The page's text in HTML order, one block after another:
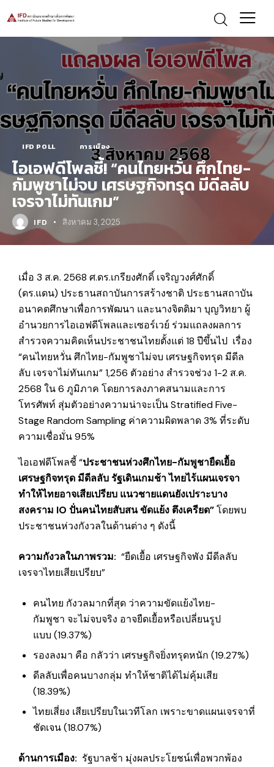
IFD POLL การเมือง
ไอเอฟดีโพลชี้! “คนไทยหวั่น ศึกไทย-
กัมพูชาไม่จบ เศรษฐกิจทรุด มีดีลลับ
เจรจาไม่ทันเกม”
IFD สิงหาคม 3, 2025
เมื่อ 3 ส.ค. 2568 ศ.ดร.เกรียงศักดิ์ เจริญวงศ์ศักดิ์
(ดร.แดน) ประธานสถาบันการสร้างชาติ ประธานสถาบัน
อนาคตศึกษาเพื่อการพัฒนา และนางจิตติมา บุญวิทยา ผู้
อำนวยการไอเอฟดีโพลและเซอร์เวย์ ร่วมแถลงผลการ
สำรวจความคิดเห็นประชาชนไทยตั้งแต่ 18 ปีขึ้นไป เรื่อง
“คนไทยหวั่น ศึกไทย-กัมพูชาไม่จบ เศรษฐกิจทรุด มีดีล
ลับ เจรจาไม่ทันเกม” 1,256 ตัวอย่าง สำรวจช่วง 1-2 ส.ค.
2568 ใน 6 ภูมิภาค โดยการลงภาคสนามและการ
โทรศัพท์ สุ่ม‍ตัวอย่างความน่าจะเป็น Stratified Five-
Stage Random Sampling ค่าความผิดพลาด 3% ที่ระดับ
ความเชื่อมั่น 95%
ไอเอฟดีโพลชี้ “ประชาชนห่วงศึกไทย-กัมพูชายืดเยื้อ
เศรษฐกิจทรุด มีดีลลับ รัฐเดินเกมช้า ไทยไร้แผนเจรจา
ทำให้ไทยอาจเสียเปรียบ แนวชายแดนยังเปราะบาง
สงคราม IO ปั่นคนไทยสับสน ขัดแย้ง ตึงเครียด”โดยพบ
ประชาชนห่วงกังวลในด้านต่าง ๆ ดังนี้
ความกังวลในภาพรวม: “ยืดเยื้อ เศรษฐกิจพัง มีดีลลับ
เจรจาไทยเสียเปรียบ”
คนไทย กังวลมากที่สุด ว่าความขัดแย้งไทย-
กัมพูชา จะไม่จบจริง อาจยืดเยื้อหรือเปลี่ยนรูป
แบบ (19.37%)
รองลงมา คือ กลัวว่า เศรษฐกิจยิ่งทรุดหนัก (19.27%)
ดีลลับเพื่อคนบางกลุ่ม ทำให้ชาติได้ไม่คุ้มเสีย
(18.39%)
ไทยเสี่ยง เสียเปรียบในเวทีโลก เพราะขาดแผนเจรจาที่
ชัดเจน (18.07%)
ด้านการเมือง: รัฐบาลช้า มุ่งผลประโยชน์เพื่อพวกพ้อง